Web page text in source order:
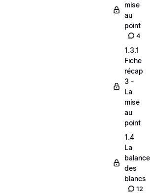
mise
au
point
4
1.3.1
Fiche
récap
3 -
La
mise
au
point
1.4
La
balance
des
blancs
12